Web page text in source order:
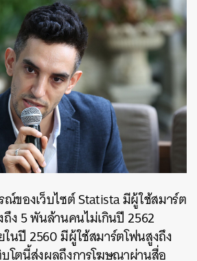
ณ์ของเว็บไซต์ Statista มีผู้ใช้สมาร์ต
ง 5 พันล้านคนไม่เกินปี 2562
ในปี 2560 มีผู้ใช้สมาร์ตโฟนสูงถึง
บโตนี้ส่งผลถึงการโฆษณาผ่านสื่อ